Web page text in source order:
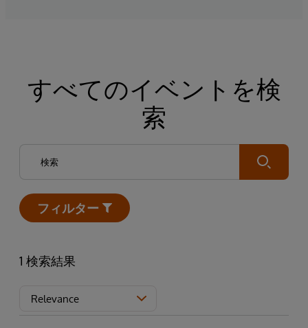
すべてのイベントを検
索
Submit
Open
フィルター
1 検索結果